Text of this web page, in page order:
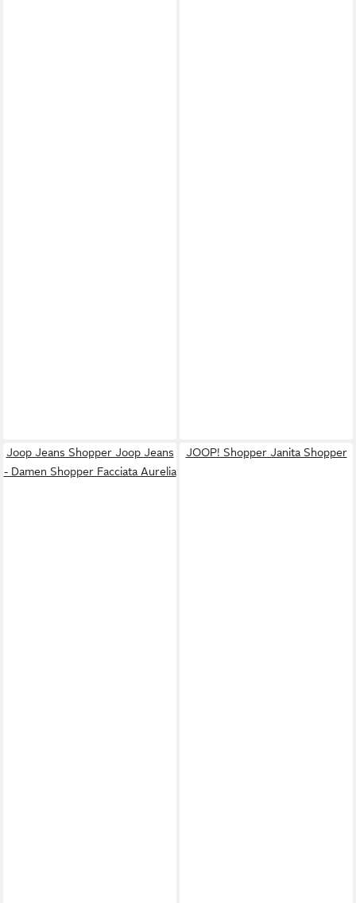
Joop Jeans Shopper Joop Jeans
- Damen Shopper Facciata Aurelia
JOOP! Shopper Janita Shopper